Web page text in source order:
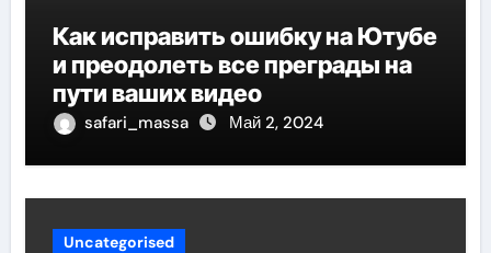
Как исправить ошибку на Ютубе
и преодолеть все преграды на
пути ваших видео
safari_massa Май 2, 2024
Uncategorised